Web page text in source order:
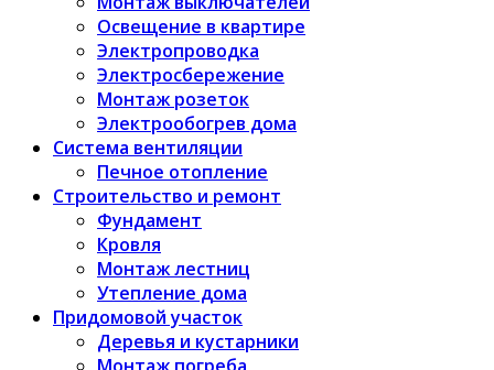
Освещение в квартире
Электропроводка
Электросбережение
Монтаж розеток
Электрообогрев дома
Система вентиляции
Печное отопление
Строительство и ремонт
Фундамент
Кровля
Монтаж лестниц
Утепление дома
Придомовой участок
Деревья и кустарники